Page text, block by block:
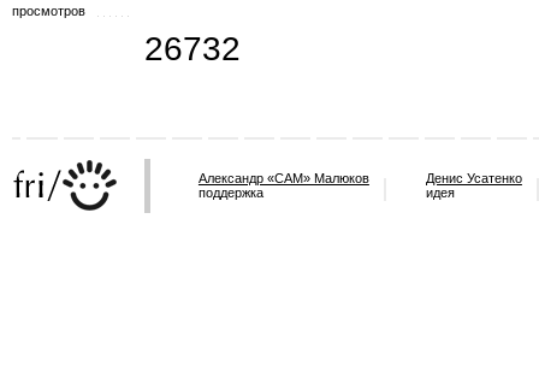
просмотров
26732
Александр «САМ» Малюков
поддержка
Денис Усатенко
идея